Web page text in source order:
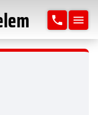
phone menu